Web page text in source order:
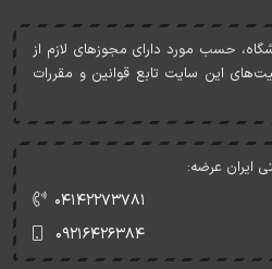
حسب مورد دارای مجوزهای لازم از
اين سايت تابع قوانين و مقررات
ایران عرضه:
۰۴۱۴۲۲۷۳۷۸۱
۰۹۲۱۶۴۲۶۳۸۴